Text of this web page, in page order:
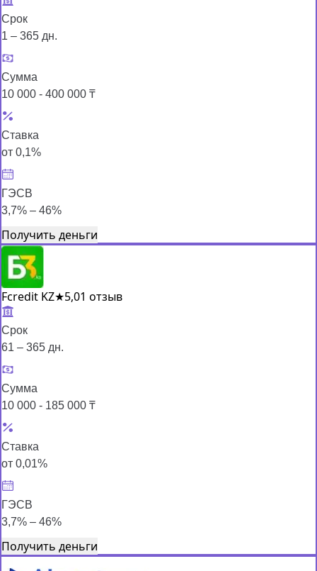
Срок
1 – 365 дн.
Сумма
10 000 - 400 000 ₸
Ставка
от 0,1%
ГЭСВ
3,7% – 46%
Получить деньги
Fcredit KZ★5,01 отзыв
Срок
61 – 365 дн.
Сумма
10 000 - 185 000 ₸
Ставка
от 0,01%
ГЭСВ
3,7% – 46%
Получить деньги